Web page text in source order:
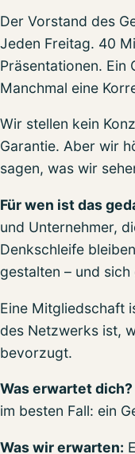
Der Vorstand des
Jeden Freitag. 40
Präsentationen. Ein
Manchmal eine
Wir stellen kein
Garantie. Aber wir
sagen, was wir
Für wen ist das
und Unternehmer,
Denkschleife
gestalten – und
Eine Mitgliedschaft
des Netzwerks ist,
bevorzugt.
Was erwartet dich?
im besten Fall: ein
Was wir erwarten: